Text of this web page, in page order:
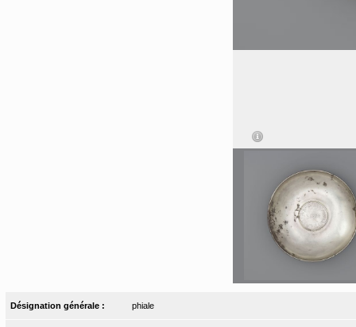
Désignation générale : phiale